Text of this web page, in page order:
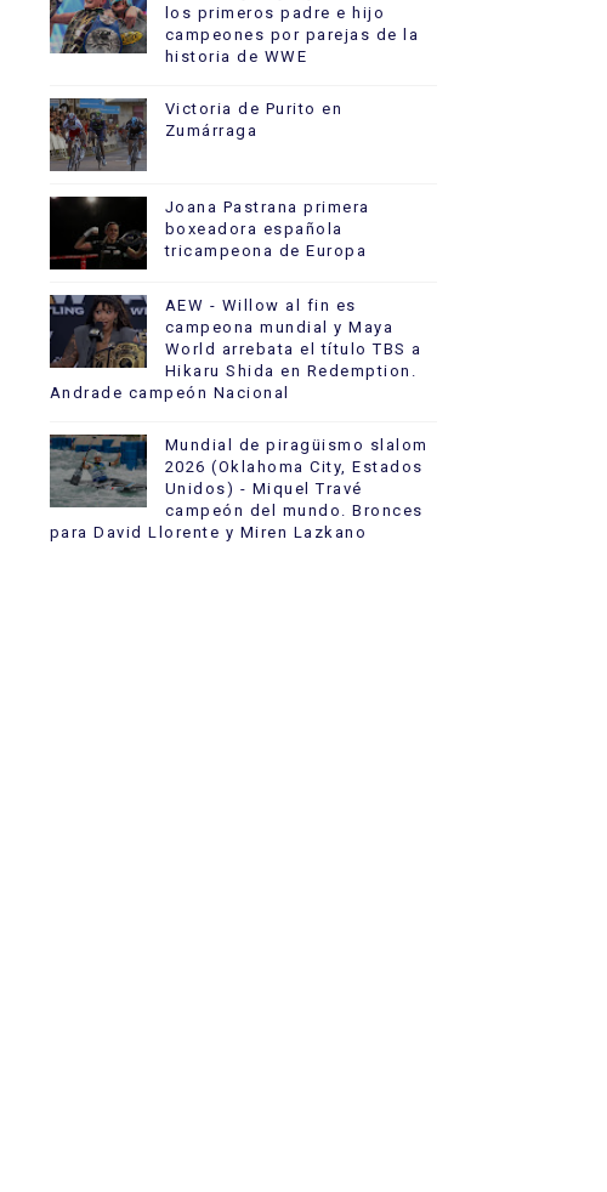
los primeros padre e hijo
campeones por parejas de la
historia de WWE
Victoria de Purito en
Zumárraga
Joana Pastrana primera
boxeadora española
tricampeona de Europa
AEW - Willow al fin es
campeona mundial y Maya
World arrebata el título TBS a
Hikaru Shida en Redemption.
Andrade campeón Nacional
Mundial de piragüismo slalom
2026 (Oklahoma City, Estados
Unidos) - Miquel Travé
campeón del mundo. Bronces
para David Llorente y Miren Lazkano